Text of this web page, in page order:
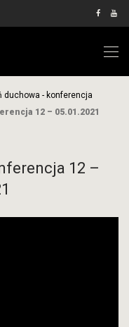
duchowa - konferencja
12 – 05.01.2021
12 –